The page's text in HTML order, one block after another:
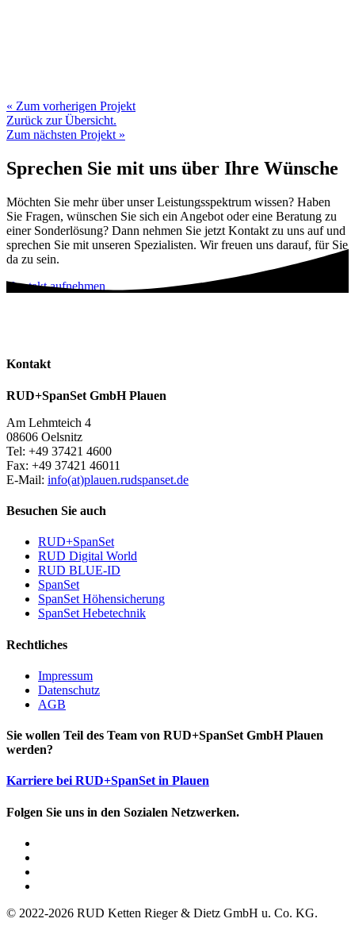
« Zum vorherigen Projekt
Zurück zur Übersicht.
Zum nächsten Projekt »
Sprechen Sie mit uns über Ihre Wünsche
Möchten Sie mehr über unser Leistungsspektrum wissen? Haben
Sie Fragen, wünschen Sie sich ein Angebot oder eine Beratung zu
einer Sonderlösung? Dann nehmen Sie jetzt Kontakt zu uns auf und
sprechen Sie mit unseren Spezialisten. Wir freuen uns darauf, für Sie
da zu sein.
Kontakt aufnehmen
Kontakt
RUD+SpanSet GmbH Plauen
Am Lehmteich 4
08606 Oelsnitz
Tel: +49 37421 4600
Fax: +49 37421 46011
E-Mail: info(at)plauen.rudspanset.de
Besuchen Sie auch
RUD+SpanSet
RUD Digital World
RUD BLUE-ID
SpanSet
SpanSet Höhensicherung
SpanSet Hebetechnik
Rechtliches
Impressum
Datenschutz
AGB
Sie wollen Teil des Team von RUD+SpanSet GmbH Plauen
werden?
Karriere bei RUD+SpanSet in Plauen
Folgen Sie uns in den Sozialen Netzwerken.
© 2022-2026 RUD Ketten Rieger & Dietz GmbH u. Co. KG.